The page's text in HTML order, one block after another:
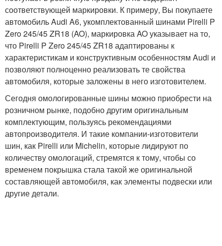
соответствующей маркировки. К примеру, Вы покупаете
автомобиль Audi A6, укомплектованный шинами Pirelli P
Zero 245/45 ZR18 (AO), маркировка AO указывает на то,
что Pirelli P Zero 245/45 ZR18 адаптированы к
характеристикам и конструктивным особенностям Audi и
позволяют полноценно реализовать те свойства
автомобиля, которые заложены в него изготовителем.
Сегодня омологированные шины можно приобрести на
розничном рынке, подобно другим оригинальным
комплектующим, пользуясь рекомендациями
автопроизводителя. И такие компании-изготовители
шин, как Pirelli или Michelin, которые лидируют по
количеству омологаций, стремятся к тому, чтобы со
временем покрышка стала такой же оригинальной
составляющей автомобиля, как элементы подвески или
другие детали.